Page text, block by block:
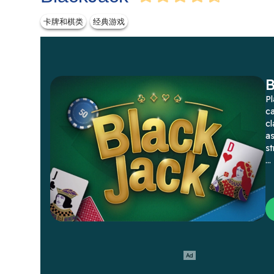
卡牌和棋类 经典游戏